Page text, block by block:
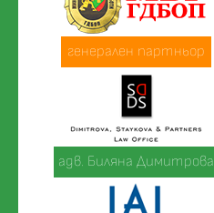
генерален партньор
адв. Биляна Димитрова